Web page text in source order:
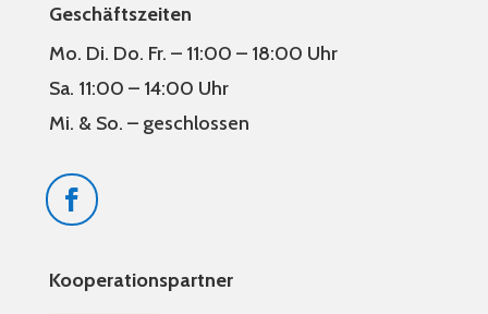
Geschäftszeiten
Mo. Di. Do. Fr. – 11:00 – 18:00 Uhr
Sa. 11:00 – 14:00 Uhr
Mi. & So. – geschlossen
Kooperationspartner